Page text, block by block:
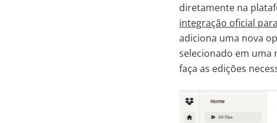
diretamente na
integração oficial
adiciona uma nova
selecionado em uma
faça as edições